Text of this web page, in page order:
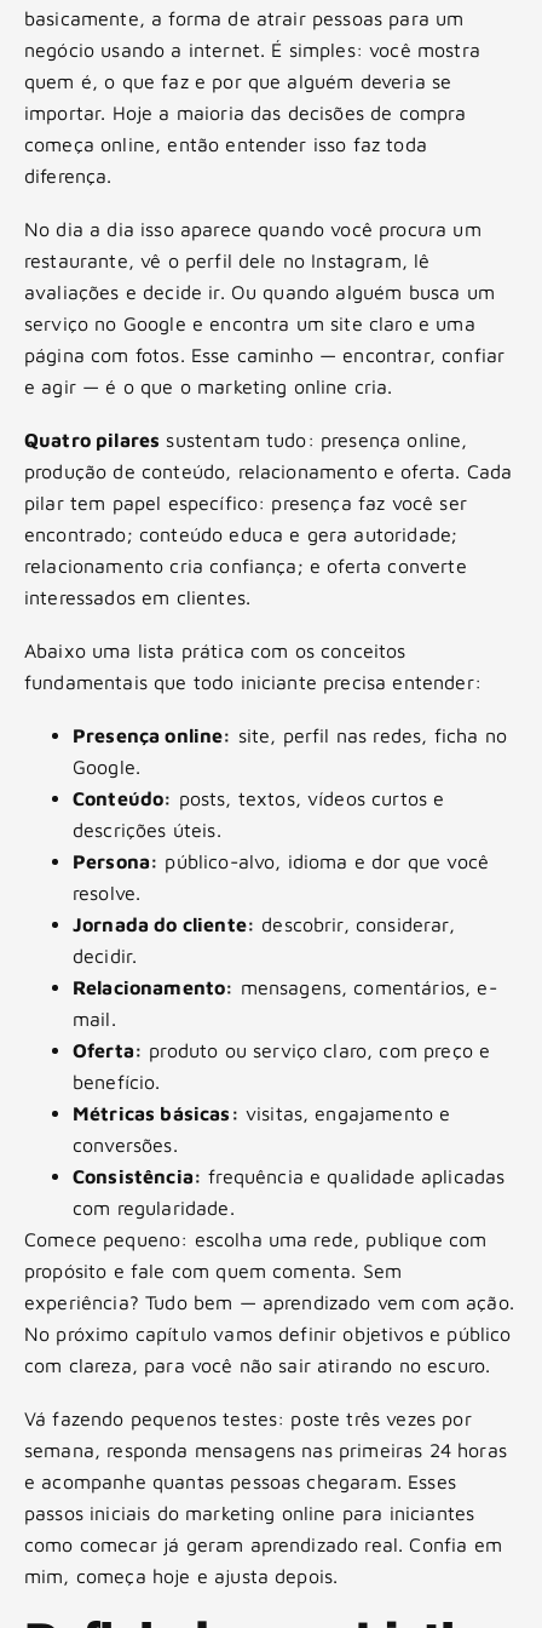
basicamente, a forma de atrair pessoas para um
negócio usando a internet. É simples: você mostra
quem é, o que faz e por que alguém deveria se
importar. Hoje a maioria das decisões de compra
começa online, então entender isso faz toda
diferença.
No dia a dia isso aparece quando você procura um
restaurante, vê o perfil dele no Instagram, lê
avaliações e decide ir. Ou quando alguém busca um
serviço no Google e encontra um site claro e uma
página com fotos. Esse caminho — encontrar, confiar
e agir — é o que o marketing online cria.
Quatro pilares sustentam tudo: presença online,
produção de conteúdo, relacionamento e oferta. Cada
pilar tem papel específico: presença faz você ser
encontrado; conteúdo educa e gera autoridade;
relacionamento cria confiança; e oferta converte
interessados em clientes.
Abaixo uma lista prática com os conceitos
fundamentais que todo iniciante precisa entender:
Presença online: site, perfil nas redes, ficha no
Google.
Conteúdo: posts, textos, vídeos curtos e
descrições úteis.
Persona: público-alvo, idioma e dor que você
resolve.
Jornada do cliente: descobrir, considerar,
decidir.
Relacionamento: mensagens, comentários, e-
mail.
Oferta: produto ou serviço claro, com preço e
benefício.
Métricas básicas: visitas, engajamento e
conversões.
Consistência: frequência e qualidade aplicadas
com regularidade.
Comece pequeno: escolha uma rede, publique com
propósito e fale com quem comenta. Sem
experiência? Tudo bem — aprendizado vem com ação.
No próximo capítulo vamos definir objetivos e público
com clareza, para você não sair atirando no escuro.
Vá fazendo pequenos testes: poste três vezes por
semana, responda mensagens nas primeiras 24 horas
e acompanhe quantas pessoas chegaram. Esses
passos iniciais do marketing online para iniciantes
como comecar já geram aprendizado real. Confia em
mim, começa hoje e ajusta depois.